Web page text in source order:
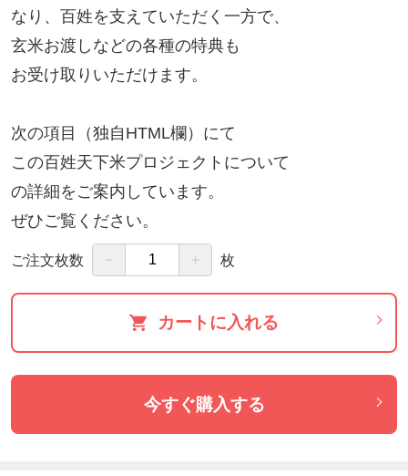
なり、百姓を支えていただく一方で、
玄米お渡しなどの各種の特典も
お受け取りいただけます。
次の項目（独自HTML欄）にて
この百姓天下米プロジェクトについて
の詳細をご案内しています。
ぜひご覧ください。
ご注文枚数 － ＋ 枚
カートに入れる
今すぐ購入する